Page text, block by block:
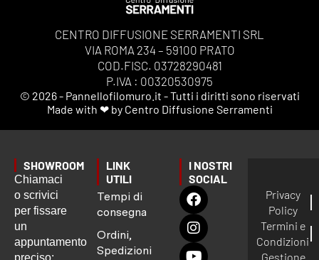
CENTRO DIFFUSIONE SERRAMENTI SRL
VIA ROMA 234 – 59100 PRATO
COD.FISC. 03728290481
P.IVA : 00320530975
© 2026 - Pannellofilomuro.it - Tutti i diritti sono riservati
Made with ❤ by Centro Diffusione Serramenti
SHOWROOM
Chiamaci
o scrivici
per fissare
un
appuntamento
LINK
UTILI
Tempi di
consegna
Ordini,
Spedizioni
I NOSTRI
SOCIAL
Privacy
Policy
Termini e
Condizioni
Gestione